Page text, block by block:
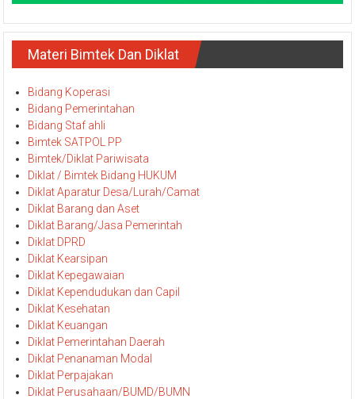
Materi Bimtek Dan Diklat
Bidang Koperasi
Bidang Pemerintahan
Bidang Staf ahli
Bimtek SATPOL PP
Bimtek/Diklat Pariwisata
Diklat / Bimtek Bidang HUKUM
Diklat Aparatur Desa/Lurah/Camat
Diklat Barang dan Aset
Diklat Barang/Jasa Pemerintah
Diklat DPRD
Diklat Kearsipan
Diklat Kepegawaian
Diklat Kependudukan dan Capil
Diklat Kesehatan
Diklat Keuangan
Diklat Pemerintahan Daerah
Diklat Penanaman Modal
Diklat Perpajakan
Diklat Perusahaan/BUMD/BUMN